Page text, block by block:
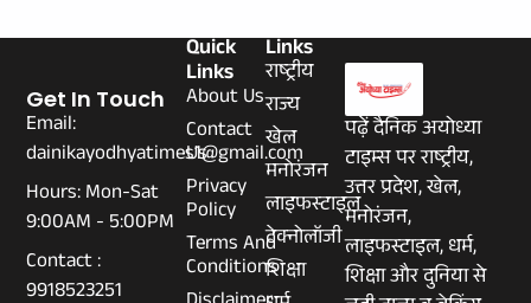
पढ़ें दैनिक अयोध्या
टाइम्स पर राष्ट्रीय,
उत्तर प्रदेश, खेल,
मनोरंजन,
लाइफस्टाइल, धर्म,
शिक्षा और दुनिया से
Links
राष्ट्रीय
राज्य
खेल
मनोरंजन
लाइफस्टाइल
टेक्नोलॉजी
शिक्षा
Quick
Links
About Us
Contact
Us
Privacy
Policy
Terms And
Conditions
Get In Touch
Email:
dainikayodhyatimes1@gmail.com
Hours: Mon-Sat
9:00AM - 5:00PM
Contact :
9918523251